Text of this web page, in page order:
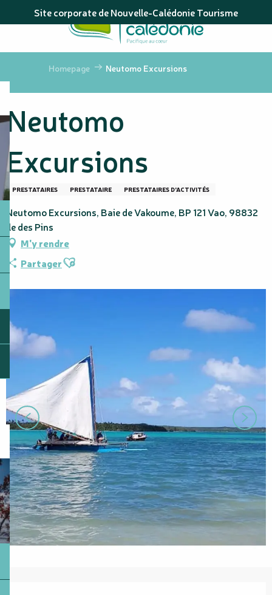
au
principal
Site corporate de Nouvelle-Calédonie Tourisme
Homepage Neutomo Excursions
Neutomo
Excursions
PRESTATAIRES PRESTATAIRE PRESTATAIRES D'ACTIVITÉS
Neutomo Excursions, Baie de Vakoume, BP 121 Vao, 98832
Île des Pins
M'y rendre
PartagerAjouter aux favoris